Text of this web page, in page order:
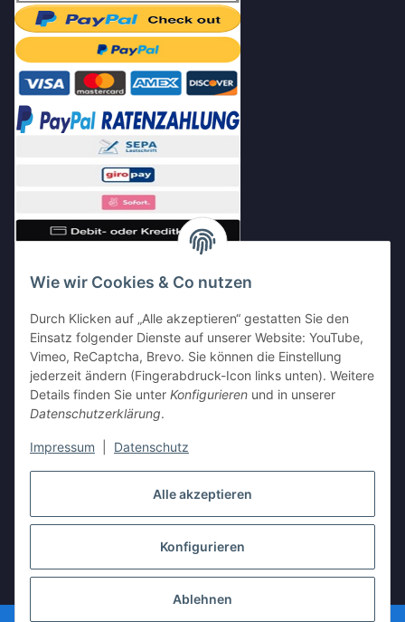
Alle akzeptieren
Konfigurieren
Ablehnen
Wie wir Cookies & Co nutzen
Durch Klicken auf „Alle akzeptieren“ gestatten Sie den
Einsatz folgender Dienste auf unserer Website: YouTube,
Vimeo, ReCaptcha, Brevo. Sie können die Einstellung
jederzeit ändern (Fingerabdruck-Icon links unten). Weitere
Details finden Sie unter Konfigurieren und in unserer
Datenschutzerklärung.
Impressum Datenschutz
Shop Partnerseiten
Vertrag widerrufen
* Alle Preise inkl. gesetzlicher USt., zzgl.Versand